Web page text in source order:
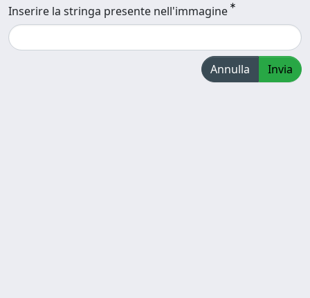
Inserire la stringa presente nell'immagine
Annulla Invia